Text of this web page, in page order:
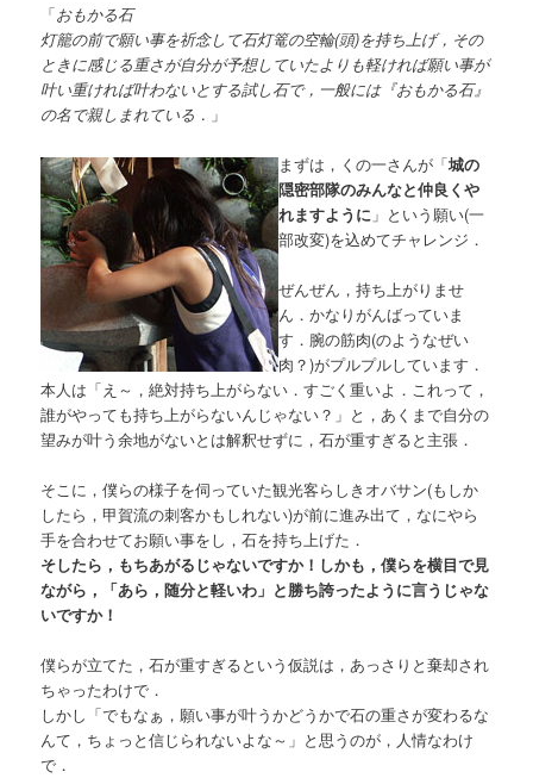
「おもかる石
灯籠の前で願い事を祈念して石灯篭の空輪(頭)を持ち上げ，その
ときに感じる重さが自分が予想していたよりも軽ければ願い事が
叶い重ければ叶わないとする試し石で，一般には『おもかる石』
の名で親しまれている． 」
まずは，くの一さんが「城の
隠密部隊のみんなと仲良くや
れますように 」という願い(一
部改変)を込めてチャレンジ．
ぜんぜん，持ち上がりませ
ん．かなりがんばっていま
す．腕の筋肉(のようなぜい
肉？)がプルプルしています．
本人は「え～，絶対持ち上がらない．すごく重いよ．これって，
誰がやっても持ち上がらないんじゃない？」と，あくまで自分の
望みが叶う余地がないとは解釈せずに，石が重すぎると主張．
そこに，僕らの様子を伺っていた観光客らしきオバサン(もしか
したら，甲賀流の刺客かもしれない)が前に進み出て，なにやら
手を合わせてお願い事をし，石を持ち上げた．
そしたら，もちあがるじゃないですか！しかも，僕らを横目で見
ながら，「あら，随分と軽いわ」と勝ち誇ったように言うじゃな
いですか！
僕らが立てた，石が重すぎるという仮説は，あっさりと棄却され
ちゃったわけで．
しかし「でもなぁ，願い事が叶うかどうかで石の重さが変わるな
んて，ちょっと信じられないよな～」と思うのが，人情なわけ
で．